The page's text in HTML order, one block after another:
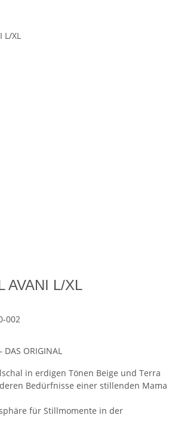
AVANI L/XL
002
DAS ORIGINAL
in erdigen Tönen Beige und Terra
Bedürfnisse einer stillenden Mama
für Stillmomente in der